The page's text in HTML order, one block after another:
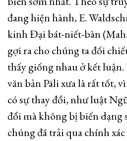
đang hiện hành, E.
kinh Đại bát-niết-bàn
gợi ra cho chúng ta đối
thấy giống nhau ở kết
văn bản Pāli xưa là rất tốt,
có sự thay đổi, như luật
đổi mà không bị biến dạng
chúng đã trải qua chính